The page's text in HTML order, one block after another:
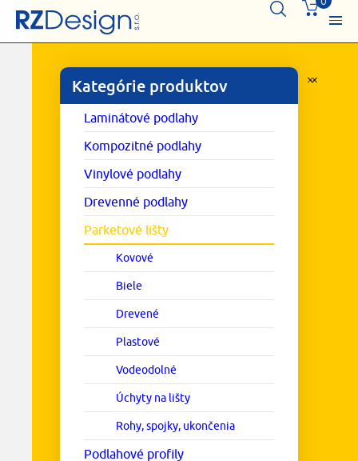
Kategórie produktov
Laminátové podlahy
Kompozitné podlahy
Vinylové podlahy
Drevenné podlahy
Parketové lišty
Kovové
Biele
Drevené
Plastové
Vodeodolné
Úchyty na lišty
Rohy, spojky, ukončenia
Podlahové profily